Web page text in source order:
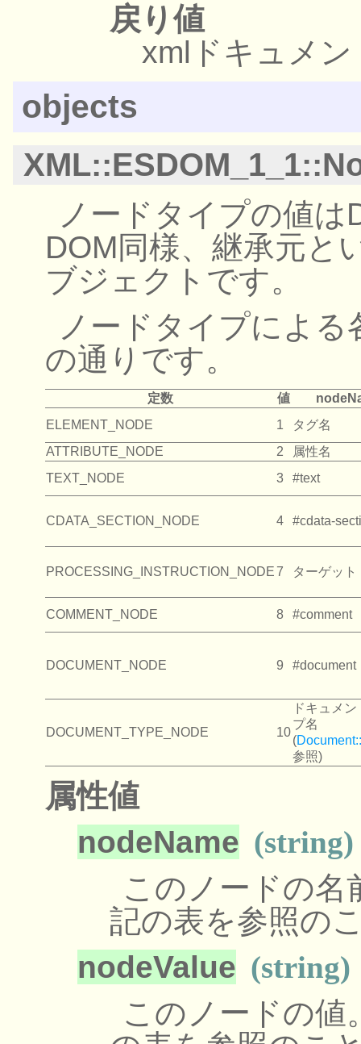
戻り値
xmlドキュメ
objects
ノードタイプの値
DOM同様、継承元と
ブジェクトです。
ノードタイプによ
の通りです。
定数 値
ELEMENT_NODE
1
タグ名
ATTRIBUTE_NODE
2
属性名
TEXT_NODE
3 #text
CDATA_SECTION_NODE 4 #cdata-
PROCESSING_INSTRUCTION_NODE7 ターゲット
COMMENT_NODE 8 #comment
DOCUMENT_NODE 9 #document
DOCUMENT_TYPE_NODE 10
ドキュメ
プ名
(
参照)
属性値
nodeName (string)
このノードの名
記の表を参照の
nodeValue (string)
このノードの値